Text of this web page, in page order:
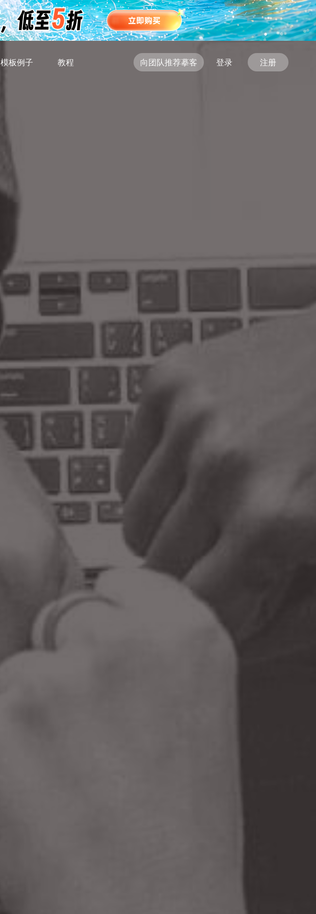
模板例子 教程 向团队推荐摹客 登录 注册